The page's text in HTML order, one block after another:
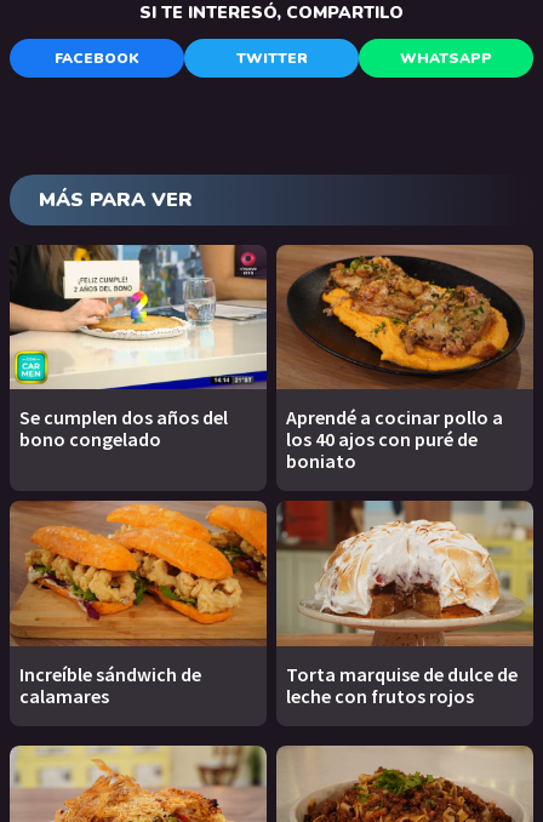
SI TE INTERESÓ, COMPARTILO
FACEBOOK TWITTER WHATSAPP
MÁS PARA VER
Se cumplen dos años del
bono congelado
Aprendé a cocinar pollo a
los 40 ajos con puré de
boniato
Increíble sándwich de
calamares
Torta marquise de dulce de
leche con frutos rojos